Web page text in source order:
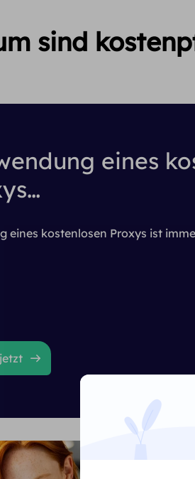
sind
eines
eines kostenlosen Proxys ist